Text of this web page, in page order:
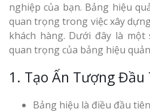
nghiệp của bạn. Bảng hiệu
quan trọng trong việc xây
khách hàng. Dưới đây là
quan trọng của bảng hiệu
1. Tạo Ấn Tượng Đầu
Bảng hiệu là điều đầu